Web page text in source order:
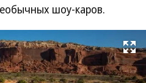
шоу-каров.
Развернуть